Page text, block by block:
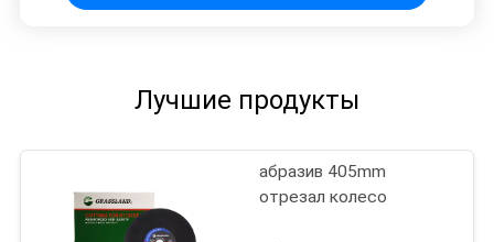
Лучшие продукты
абразив 405mm
отрезал колесо